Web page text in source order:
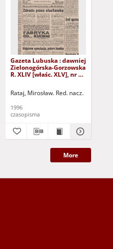
Gazeta Lubuska : dawniej
Zielonogórska-Gorzowska
R. XLIV [właśc. XLV], nr 52
Rataj, Mirosław. Red. nacz.
1996
czasopisma
More